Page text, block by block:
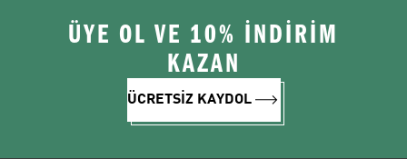
ÜYE OL VE 10% İNDİRİM
KAZAN
ÜCRETSİZ KAYDOL